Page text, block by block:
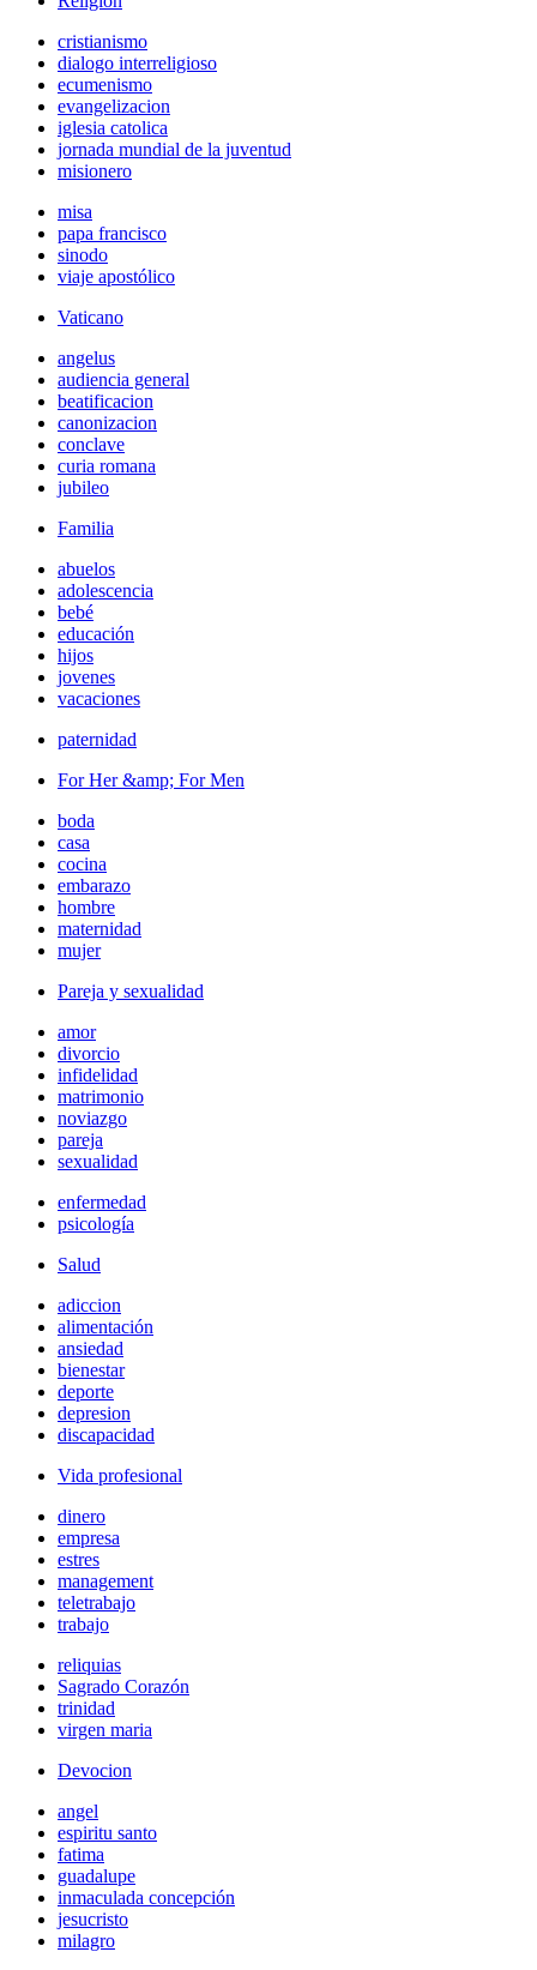
cristianismo
dialogo interreligioso
ecumenismo
evangelizacion
iglesia catolica
jornada mundial de la juventud
misionero
misa
papa francisco
sinodo
viaje apostólico
Vaticano
angelus
audiencia general
beatificacion
canonizacion
conclave
curia romana
jubileo
Familia
abuelos
adolescencia
bebé
educación
hijos
jovenes
vacaciones
paternidad
For Her &amp; For Men
boda
casa
cocina
embarazo
hombre
maternidad
mujer
Pareja y sexualidad
amor
divorcio
infidelidad
matrimonio
noviazgo
pareja
sexualidad
enfermedad
psicología
Salud
adiccion
alimentación
ansiedad
bienestar
deporte
depresion
discapacidad
Vida profesional
dinero
empresa
estres
management
teletrabajo
trabajo
reliquias
Sagrado Corazón
trinidad
virgen maria
Devocion
angel
espiritu santo
fatima
guadalupe
inmaculada concepción
jesucristo
milagro